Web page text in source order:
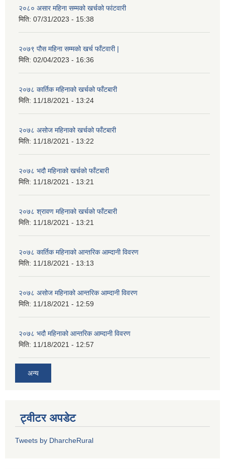
२०८० असार महिना सम्मको खर्चको फांटवारी
मिति: 07/31/2023 - 15:38
२०७९ पौस महिना सम्मको खर्च फाँटवारी |
मिति: 02/04/2023 - 16:36
२०७८ कार्तिक महिनाको खर्चको फाँटबारी
मिति: 11/18/2021 - 13:24
२०७८ असोज महिनाको खर्चको फाँटबारी
मिति: 11/18/2021 - 13:22
२०७८ भदौ महिनाको खर्चको फाँटबारी
मिति: 11/18/2021 - 13:21
२०७८ श्रावण महिनाको खर्चको फाँटबारी
मिति: 11/18/2021 - 13:21
२०७८ कार्तिक महिनाको आन्तरिक आम्दानी विवरण
मिति: 11/18/2021 - 13:13
२०७८ असोज महिनाको आन्तरिक आम्दानी विवरण
मिति: 11/18/2021 - 12:59
२०७८ भदौ महिनाको आन्तरिक आम्दानी विवरण
मिति: 11/18/2021 - 12:57
अन्य
ट्वीटर अपडेट
Tweets by DharcheRural